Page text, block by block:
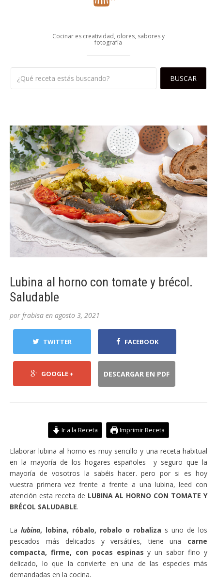
Cocinar es creatividad, olores, sabores y
fotografía
Lubina al horno con tomate y brécol.
Saludable
por frabisa en agosto 3, 2021
TWITTER FACEBOOK
GOOGLE + DESCARGAR EN PDF
Ir a la Receta Imprimir Receta
Elaborar lubina al horno es muy sencillo y una receta habitual
en la mayoría de los hogares españoles y seguro que la
mayoría de vosotros la sabéis hacer. pero por si es hoy
vuestra primera vez frente a frente a una lubina, leed con
atención esta receta de LUBINA AL HORNO CON TOMATE Y
BRÉCOL SALUDABLE.
La lubina,​ lobina,​ róbalo,​ robalo​ o robaliza s uno de los
pescados más delicados y versátiles, tiene una carne
compacta, firme, con pocas espinas y un sabor fino y
delicado, lo que la convierte en una de las especies más
demandadas en la cocina.